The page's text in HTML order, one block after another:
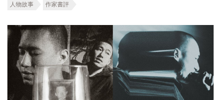
人物故事 作家書評